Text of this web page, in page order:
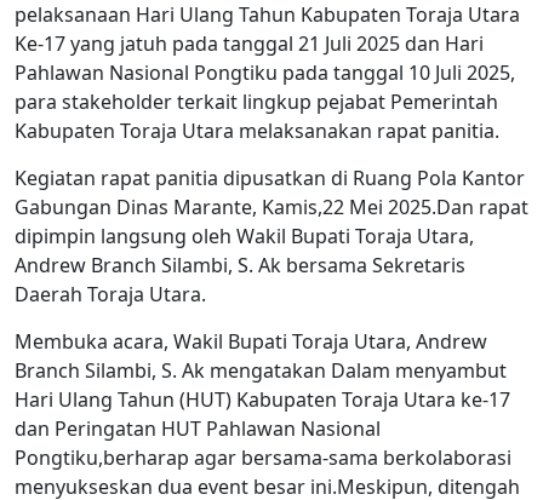
pelaksanaan Hari Ulang Tahun Kabupaten Toraja Utara
Ke-17 yang jatuh pada tanggal 21 Juli 2025 dan Hari
Pahlawan Nasional Pongtiku pada tanggal 10 Juli 2025,
para stakeholder terkait lingkup pejabat Pemerintah
Kabupaten Toraja Utara melaksanakan rapat panitia.
Kegiatan rapat panitia dipusatkan di Ruang Pola Kantor
Gabungan Dinas Marante, Kamis,22 Mei 2025.Dan rapat
dipimpin langsung oleh Wakil Bupati Toraja Utara,
Andrew Branch Silambi, S. Ak bersama Sekretaris
Daerah Toraja Utara.
Membuka acara, Wakil Bupati Toraja Utara, Andrew
Branch Silambi, S. Ak mengatakan Dalam menyambut
Hari Ulang Tahun (HUT) Kabupaten Toraja Utara ke-17
dan Peringatan HUT Pahlawan Nasional
Pongtiku,berharap agar bersama-sama berkolaborasi
menyukseskan dua event besar ini.Meskipun, ditengah